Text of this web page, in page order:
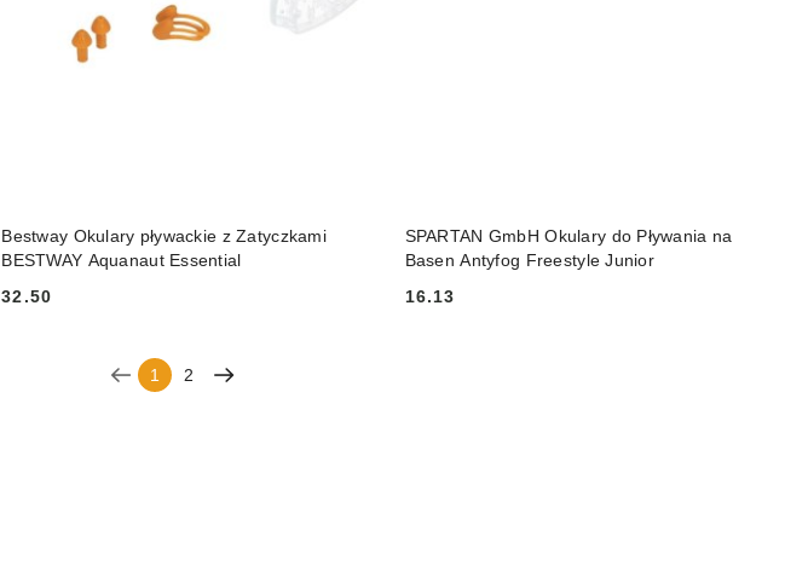
Bestway Okulary pływackie z Zatyczkami
BESTWAY Aquanaut Essential
Cena:
32.50
SPARTAN GmbH Okulary do Pływania na
Basen Antyfog Freestyle Junior
Cena:
16.13
1 2